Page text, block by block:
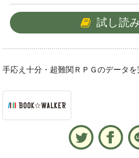
試し読
手応え十分・超難関ＲＰＧのデータを